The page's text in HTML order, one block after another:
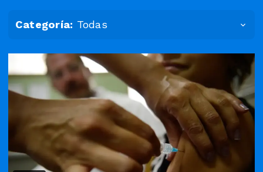
Categoría: Todas